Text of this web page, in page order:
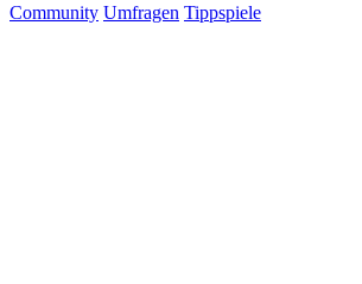
Community Umfragen Tippspiele